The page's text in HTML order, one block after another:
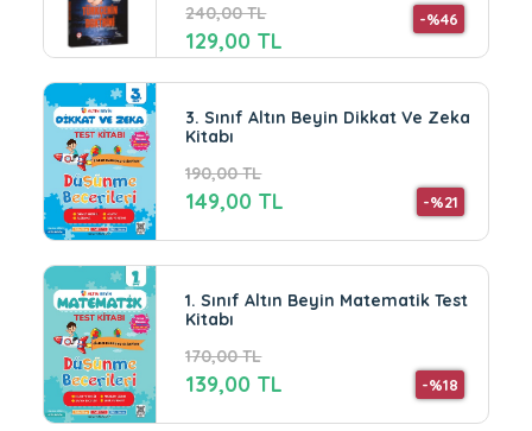
240,00 TL
-%46
129,00 TL
3. Sınıf Altın Beyin Dikkat Ve Zeka
Kitabı
190,00 TL
-%21
149,00 TL
1. Sınıf Altın Beyin Matematik Test
Kitabı
170,00 TL
-%18
139,00 TL